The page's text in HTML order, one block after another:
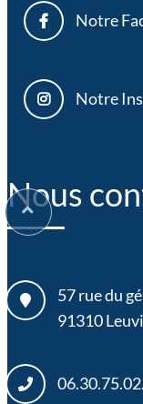
Notre
Notre
Nous
57 rue du
91310